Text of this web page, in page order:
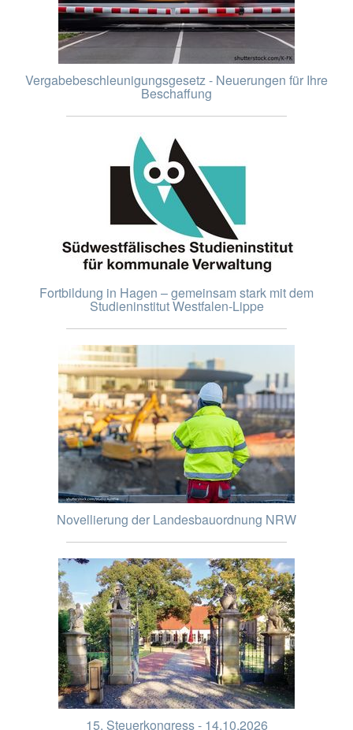
Vergabebeschleunigungsgesetz - Neuerungen für Ihre
Beschaffung
Fortbildung in Hagen – gemeinsam stark mit dem
Studieninstitut Westfalen-Lippe
Novellierung der Landesbauordnung NRW
15. Steuerkongress - 14.10.2026